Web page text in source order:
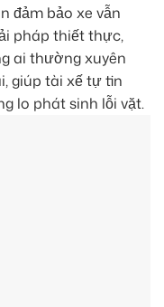
đảm bảo xe vẫn
pháp thiết thực,
ai thường xuyên
giúp tài xế tự tin
lo phát sinh lỗi vặt.